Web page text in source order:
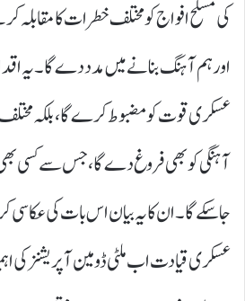
کی مسلح افواج کو مختلف خطرات کا
اور ہم آہنگ بنانے میں مدد دے گا۔ یہ
عسکری قوت کو مضبوط کرے گا، بلکہ
آہنگی کو بھی فروغ دے گا، جس سے کسی
جاسکے گا۔ ان کا یہ بیان اس بات کی عکاسی
عسکری قیادت اب ملٹی ڈومین آپریشنز کی